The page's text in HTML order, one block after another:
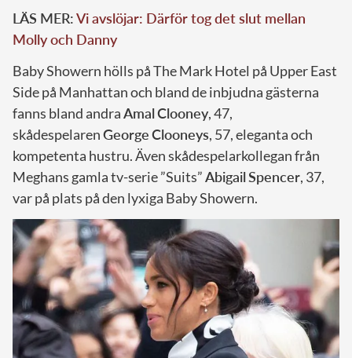
LÄS MER:Vi avslöjar: Därför tog det slut mellan
Molly och Danny
Baby Showern hölls på The Mark Hotel på Upper East
Side på Manhattan och bland de inbjudna gästerna
fanns bland andraAmalClooney, 47,
skådespelarenGeorgeClooneys, 57, eleganta och
kompetenta hustru. Även skådespelarkollegan från
Meghans gamla tv-serie ”Suits”AbigailSpencer, 37,
var på plats på den lyxiga Baby Showern.